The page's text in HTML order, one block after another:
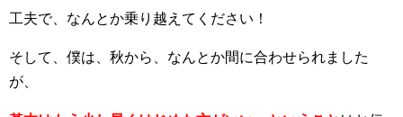
工夫で、なんとか乗り越えてください！
そして、僕は、秋から、なんとか間に合わせられました
が、